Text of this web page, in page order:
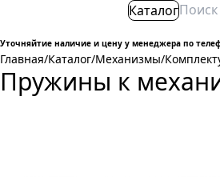
Каталог
Уточняйтие наличие и цену у менеджера по
Главная/Каталог/Механизмы/
Пружины к